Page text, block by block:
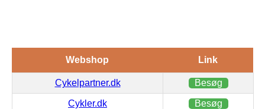
Webshop Link
Cykelpartner.dk Besøg
Cykler.dk Besøg